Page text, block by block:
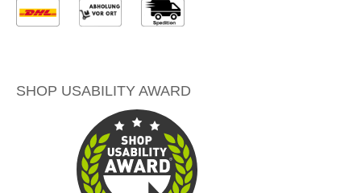
SHOP USABILITY AWARD